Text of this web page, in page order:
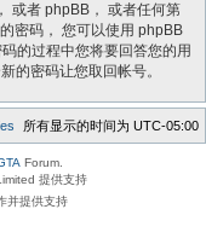
或者 phpBB， 或者任何第
密码， 您可以使用 phpBB
的过程中您将要回答您的用
的密码让您取回帐号。
所有显示的时间为 UTC-05:00
Forum.
提供支持
并提供支持